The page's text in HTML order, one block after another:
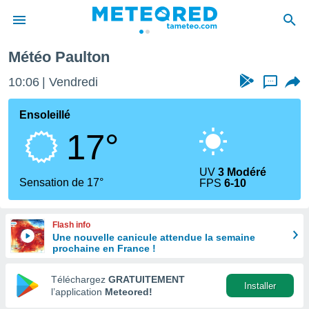
de
en
Météo Paulton
10:06 Vendredi ...
Ensoleillé
17°
Sensation de 17°
UV3 Modéré
FPS6-10
Flash info
Une nouvelle canicule attendue la semaine
prochaine en France !
Téléchargez GRATUITEMENT
l’application Meteored!
Installer